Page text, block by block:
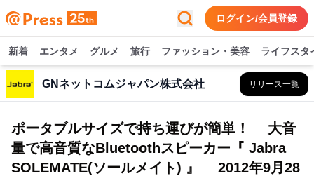
ログイン/会員登録
新着 エンタメ グルメ 旅行 ファッション・美容 ライフスタ
GNネットコムジャパン株式会社 リリース一覧
ポータブルサイズで持ち運びが簡単！ 大音
量で高音質なBluetoothスピーカー『 Jabra
SOLEMATE(ソールメイト) 』 2012年9月28